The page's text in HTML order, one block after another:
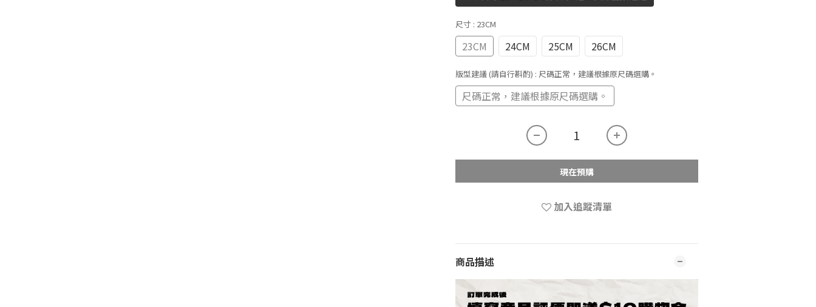
尺寸 : 23CM
23CM 24CM 25CM 26CM
版型建議 (請自行斟酌) : 尺碼正常，建議根據原尺碼選購。
尺碼正常，建議根據原尺碼選購。
現在預購
加入追蹤清單
商品描述